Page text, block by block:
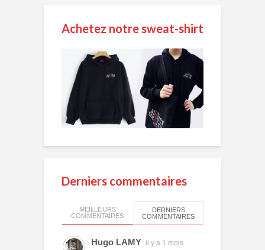
Achetez notre sweat-shirt
Derniers commentaires
MEILLEURS
COMMENTAIRES
DERNIERS
COMMENTAIRES
Hugo LAMY il y a 1 mois